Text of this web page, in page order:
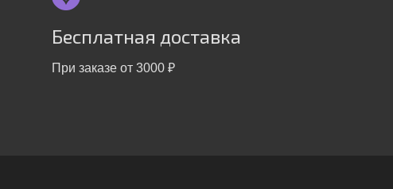
Бесплатная доставка
При заказе от 3000 ₽